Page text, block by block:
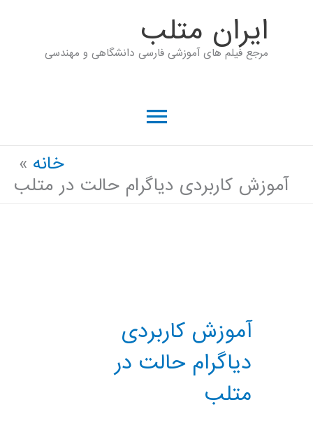
ايران متلب
مرجع فیلم های آموزشی فارسی دانشگاهی و مهندسی
فهرست
خانه
آموزش کاربردی دیاگرام حالت در متلب
آموزش کاربردی
دیاگرام حالت در
متلب